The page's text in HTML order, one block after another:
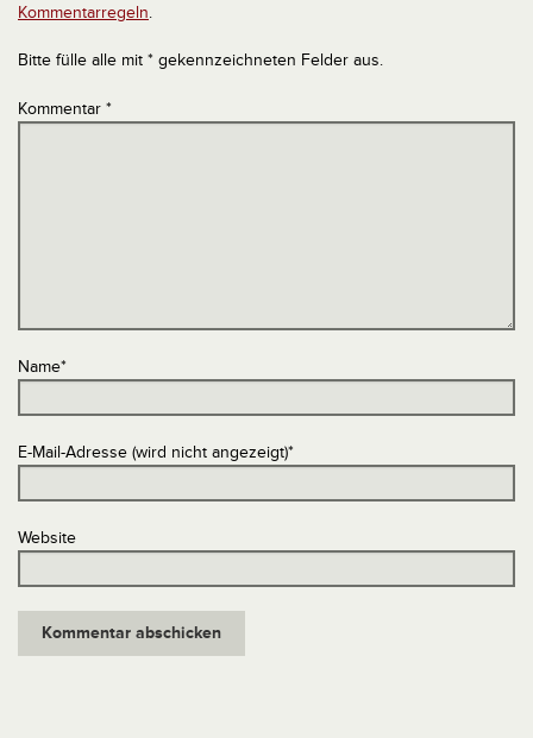
Kommentarregeln.
Bitte fülle alle mit * gekennzeichneten Felder aus.
Kommentar *
Name*
E-Mail-Adresse (wird nicht angezeigt)*
Website